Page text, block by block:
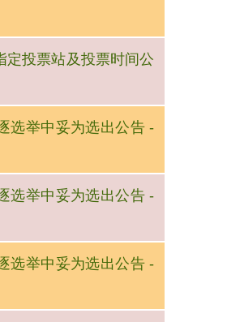
定投票站及投票时间公
选举中妥为选出公告 -
选举中妥为选出公告 -
选举中妥为选出公告 -